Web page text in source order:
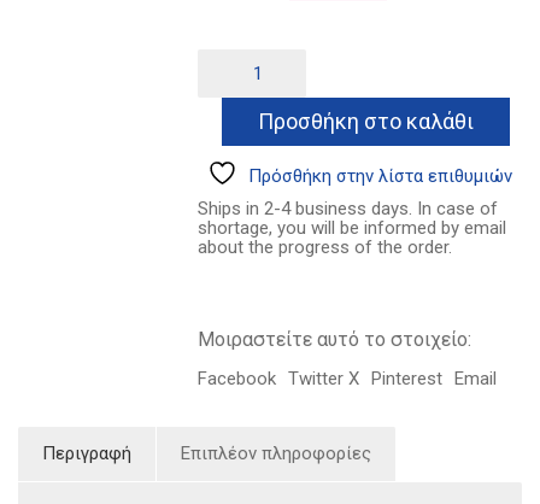
15.50€.είναι:
11.63€.
ποσότητα
Προσθήκη στο καλάθι
Πρόσθήκη στην λίστα επιθυμιών
Ships in 2-4 business days. In case of
shortage, you will be informed by email
about the progress of the order.
Μοιραστείτε αυτό το στοιχείο:
Facebook Twitter X Pinterest Email
Περιγραφή Επιπλέον πληροφορίες